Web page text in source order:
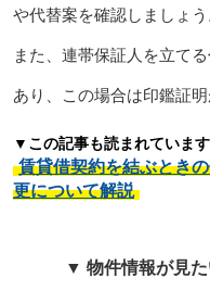
や代替案を確認しましょう
また、連帯保証人を立て
あり、この場合は印鑑証
▼この記事も読まれています
賃貸借契約を結ぶとき
更について解説
▼ 物件情報が見